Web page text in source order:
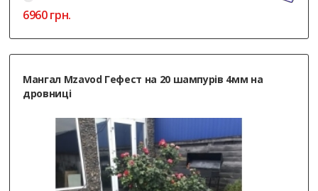
6960грн.
Мангал Mzavod Гефест на 20 шампурів 4мм на
дровниці